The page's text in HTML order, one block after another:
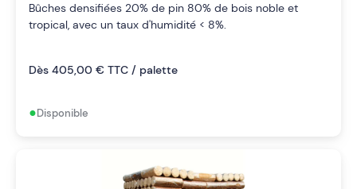
Bûches densifiées 20% de pin 80% de bois noble et
tropical, avec un taux d'humidité < 8%.
Dès 405,00 € TTC / palette
•Disponible